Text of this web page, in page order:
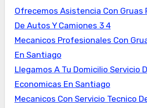
Ofrecemos Asistencia Con Gruas
De Autos Y Camiones 3 4
Mecanicos Profesionales Con
En Santiago
Llegamos A Tu Domicilio Servicio
Economicas En Santiago
Mecanicos Con Servicio Tecnico